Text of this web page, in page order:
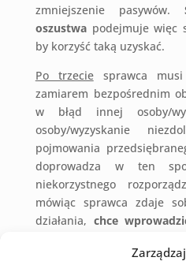
zmniejszenie pasywów.
oszustwapodejmuje więc
by korzyść taką uzyskać.
Po trzeciesprawca musi
zamiarem bezpośrednim
w błąd innej osoby/
osoby/wyzyskanie
pojmowania
doprowadza w ten
niekorzystnego
mówiąc sprawca zdaje
działania, chce